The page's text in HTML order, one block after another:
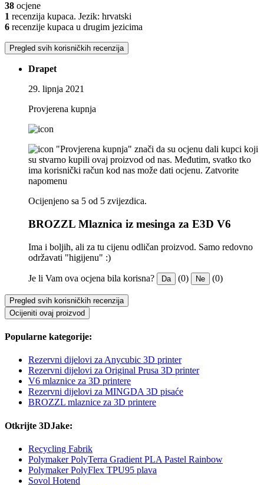
38 ocjene
1 recenzija kupaca. Jezik: hrvatski
6 recenzije kupaca u drugim jezicima
Pregled svih korisničkih recenzija
Drapet
29. lipnja 2021
Provjerena kupnja
"Provjerena kupnja" znači da su ocjenu dali kupci koji
su stvarno kupili ovaj proizvod od nas. Međutim, svatko tko
ima korisnički račun kod nas može dati ocjenu. Zatvorite
napomenu
Ocijenjeno sa 5 od 5 zvijezdica.
BROZZL Mlaznica iz mesinga za E3D V6
Ima i boljih, ali za tu cijenu odličan proizvod. Samo redovno
održavati "higijenu" :)
Je li Vam ova ocjena bila korisna? Da (0) Ne (0)
Pregled svih korisničkih recenzija
Ocijeniti ovaj proizvod
Popularne kategorije:
Rezervni dijelovi za Anycubic 3D printer
Rezervni dijelovi za Original Prusa 3D printer
V6 mlaznice za 3D printere
Rezervni dijelovi za MINGDA 3D pisaće
BROZZL mlaznice za 3D printere
Otkrijte 3DJake:
Recycling Fabrik
Polymaker PolyTerra Gradient PLA Pastel Rainbow
Polymaker PolyFlex TPU95 plava
Sovol Hotend